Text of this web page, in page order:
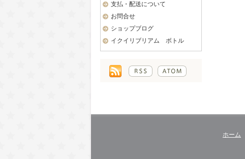
支払・配送について
お問合せ
ショップブログ
イクイリブリアム ボトル
ホーム